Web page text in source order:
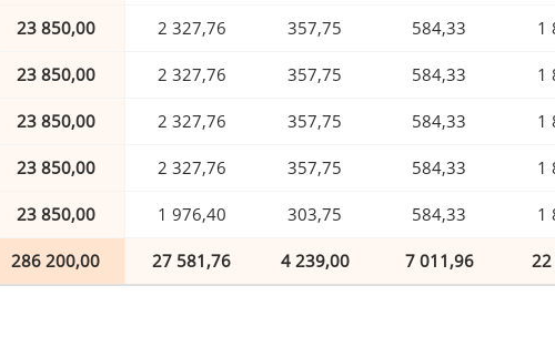
23 850,00 2 327,76 357,75 584,33 1
23 850,00 2 327,76 357,75 584,33 1
23 850,00 2 327,76 357,75 584,33 1
23 850,00 2 327,76 357,75 584,33 1
23 850,00 1 976,40 303,75 584,33 1
286 200,00 27 581,76 4 239,00 7 011,96 22